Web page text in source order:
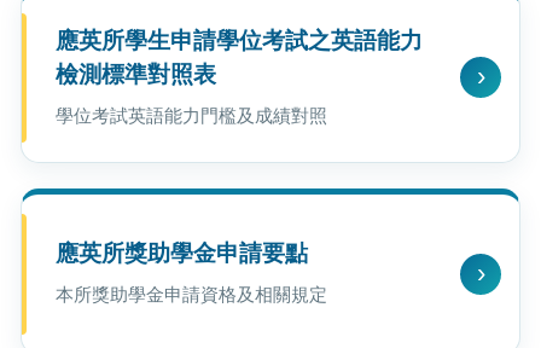
應英所學生申請學位考試之英語能力
檢測標準對照表
學位考試英語能力門檻及成績對照
應英所獎助學金申請要點
本所獎助學金申請資格及相關規定